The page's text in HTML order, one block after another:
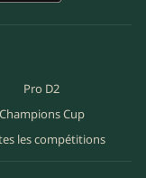
Pro D2
Champions Cup
les compétitions